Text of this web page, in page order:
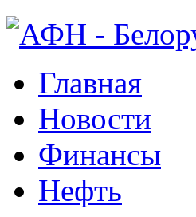
Главная
Новости
Финансы
Нефть